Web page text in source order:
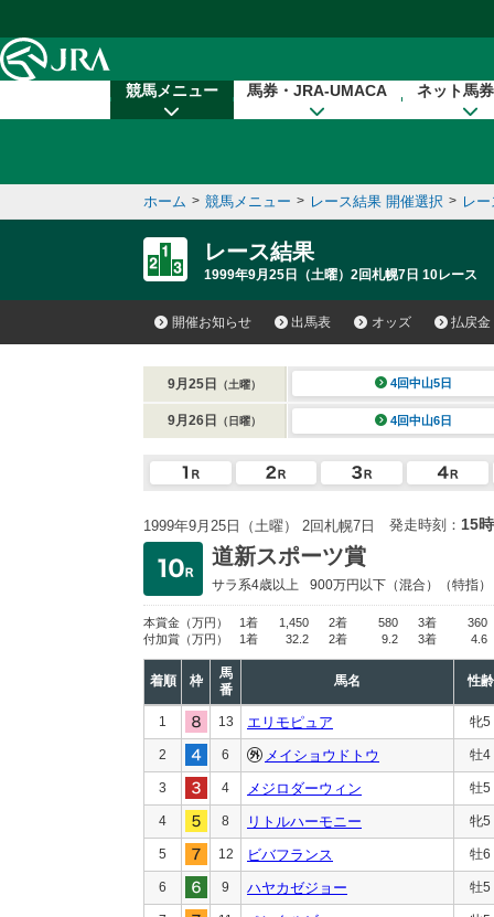
競馬メニュー 馬券・JRA-UMACA ネット馬
ホーム > 競馬メニュー > レース結果 開催選択 > レ
レース結果
1999年9月25日（土曜）2回札幌7日 10レース
開催お知らせ 出馬表 オッズ 払戻金
9月25日 （土曜） 4回中山5日
9月26日 （日曜） 4回中山6日
1999年9月25日（土曜） 2回札幌7日 発走時刻： 15
道新スポーツ賞
サラ系4歳以上 900万円以下 （混合）（特指）
本賞金 （万円） 1着 1,450 2着 580 3着
360
付加賞 （万円） 1着 32.2 2着 9.2 3着 4.6
着順 枠
馬
番
馬名 性齢
1 13 エリモピュア 牝5
2 6 メイショウドトウ 牡4
3 4 メジロダーウィン 牡5
4 8 リトルハーモニー 牝5
5 12 ビバフランス 牡6
6 9 ハヤカゼジョー 牡5